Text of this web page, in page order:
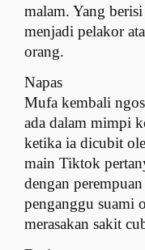
malam. Yang
menjadi pelakor
orang.
Napas
Mufa kembali
ada dalam mimpi
ketika ia dicubit
main Tiktok
dengan
penganggu suami
merasakan sakit